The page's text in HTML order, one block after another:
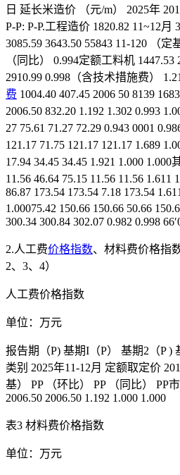
日 延长米造价 （元/m） 2025年
P-P: P-P.工程造价 1820.82 11~12月
3085.59 3643.50 55843 11-120 （定
（同比） 0.994定额工料机 1447.53
2910.99 0.998（含技术措施费）
费 1004.40 407.45 2006 50 8139
2006.50 832.20 1.192 1.302 0.993
27 75.61 71.27 72.29 0.943 0001
121.17 71.75 121.17 121.17 1.689
17.94 34.45 34.45 1.921 1.000
11.56 46.64 75.15 11.56 11.56 1.611
86.87 173.54 173.54 7.18 173.54
1.00075.42 150.66 150.66 50.66
300.34 300.84 302.07 0.982 0.998
2.人工费价格指数、材料费价格指
2、3、4）
人工费价格指数
单位：万元
报告期（P) 基期I（P） 基期2（P )
类别 2025年11-12月 定额取定价
基） PP （环比） PP （同比） PP
2006.50 2006.50 1.192 1.000 1.000
表3 材料费价格指数
单位：万元